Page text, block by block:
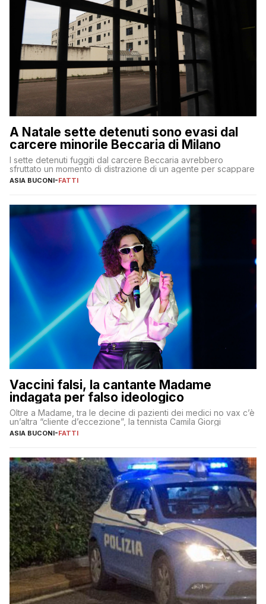
A Natale sette detenuti sono evasi dal
carcere minorile Beccaria di Milano
I sette detenuti fuggiti dal carcere Beccaria avrebbero
sfruttato un momento di distrazione di un agente per scappare
ASIA BUCONI-FATTI
Vaccini falsi, la cantante Madame
indagata per falso ideologico
Oltre a Madame, tra le decine di pazienti dei medici no vax c’è
un’altra “cliente d’eccezione”, la tennista Camila Giorgi
ASIA BUCONI-FATTI